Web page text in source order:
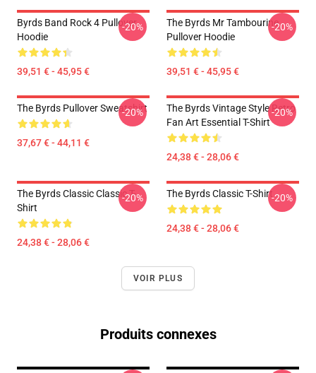
Byrds Band Rock 4 Pullover
Hoodie
39,51 € - 45,95 €
-20%
The Byrds Mr Tambourine
Pullover Hoodie
39,51 € - 45,95 €
-20%
The Byrds Pullover Sweatshirt
37,67 € - 44,11 €
-20%
The Byrds Vintage Style Retro
Fan Art Essential T-Shirt
24,38 € - 28,06 €
-20%
The Byrds Classic Classic T-
Shirt
24,38 € - 28,06 €
-20% The Byrds Classic T-Shirt
24,38 € - 28,06 €
-20%
VOIR PLUS
Produits connexes